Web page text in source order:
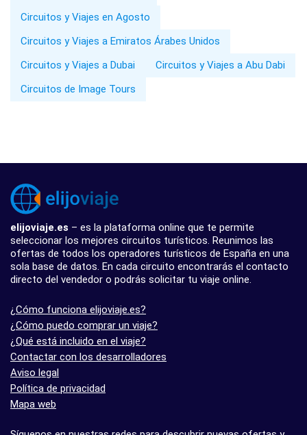
Circuitos y Viajes en Agosto
Circuitos y Viajes a Emiratos Árabes Unidos
Circuitos y Viajes a Dubai
Circuitos y Viajes a Abu Dabi
Circuitos de Image Tours
elijoviaje.es – es la plataforma online que te permite
seleccionar los mejores circuitos turísticos. Reunimos las
ofertas de todos los operadores turísticos de España en una
sola base de datos. En cada circuito encontrarás el contacto
directo del vendedor o podrás solicitar tu viaje online.
¿Cómo funciona elijoviaje.es?
¿Cómo puedo comprar un viaje?
¿Qué está incluido en el viaje?
Contactar con los desarrolladores
Aviso legal
Política de privacidad
Mapa web